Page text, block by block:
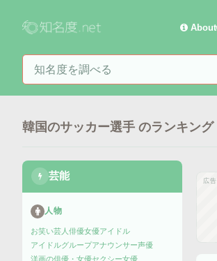
About
知名度を検索
韓国のサッカー選手 のランキング
芸能
人物
お笑い芸人 俳優女優アイドル
アイドルグループアナウンサー声優
洋画の俳優・女優セクシー女優
広告